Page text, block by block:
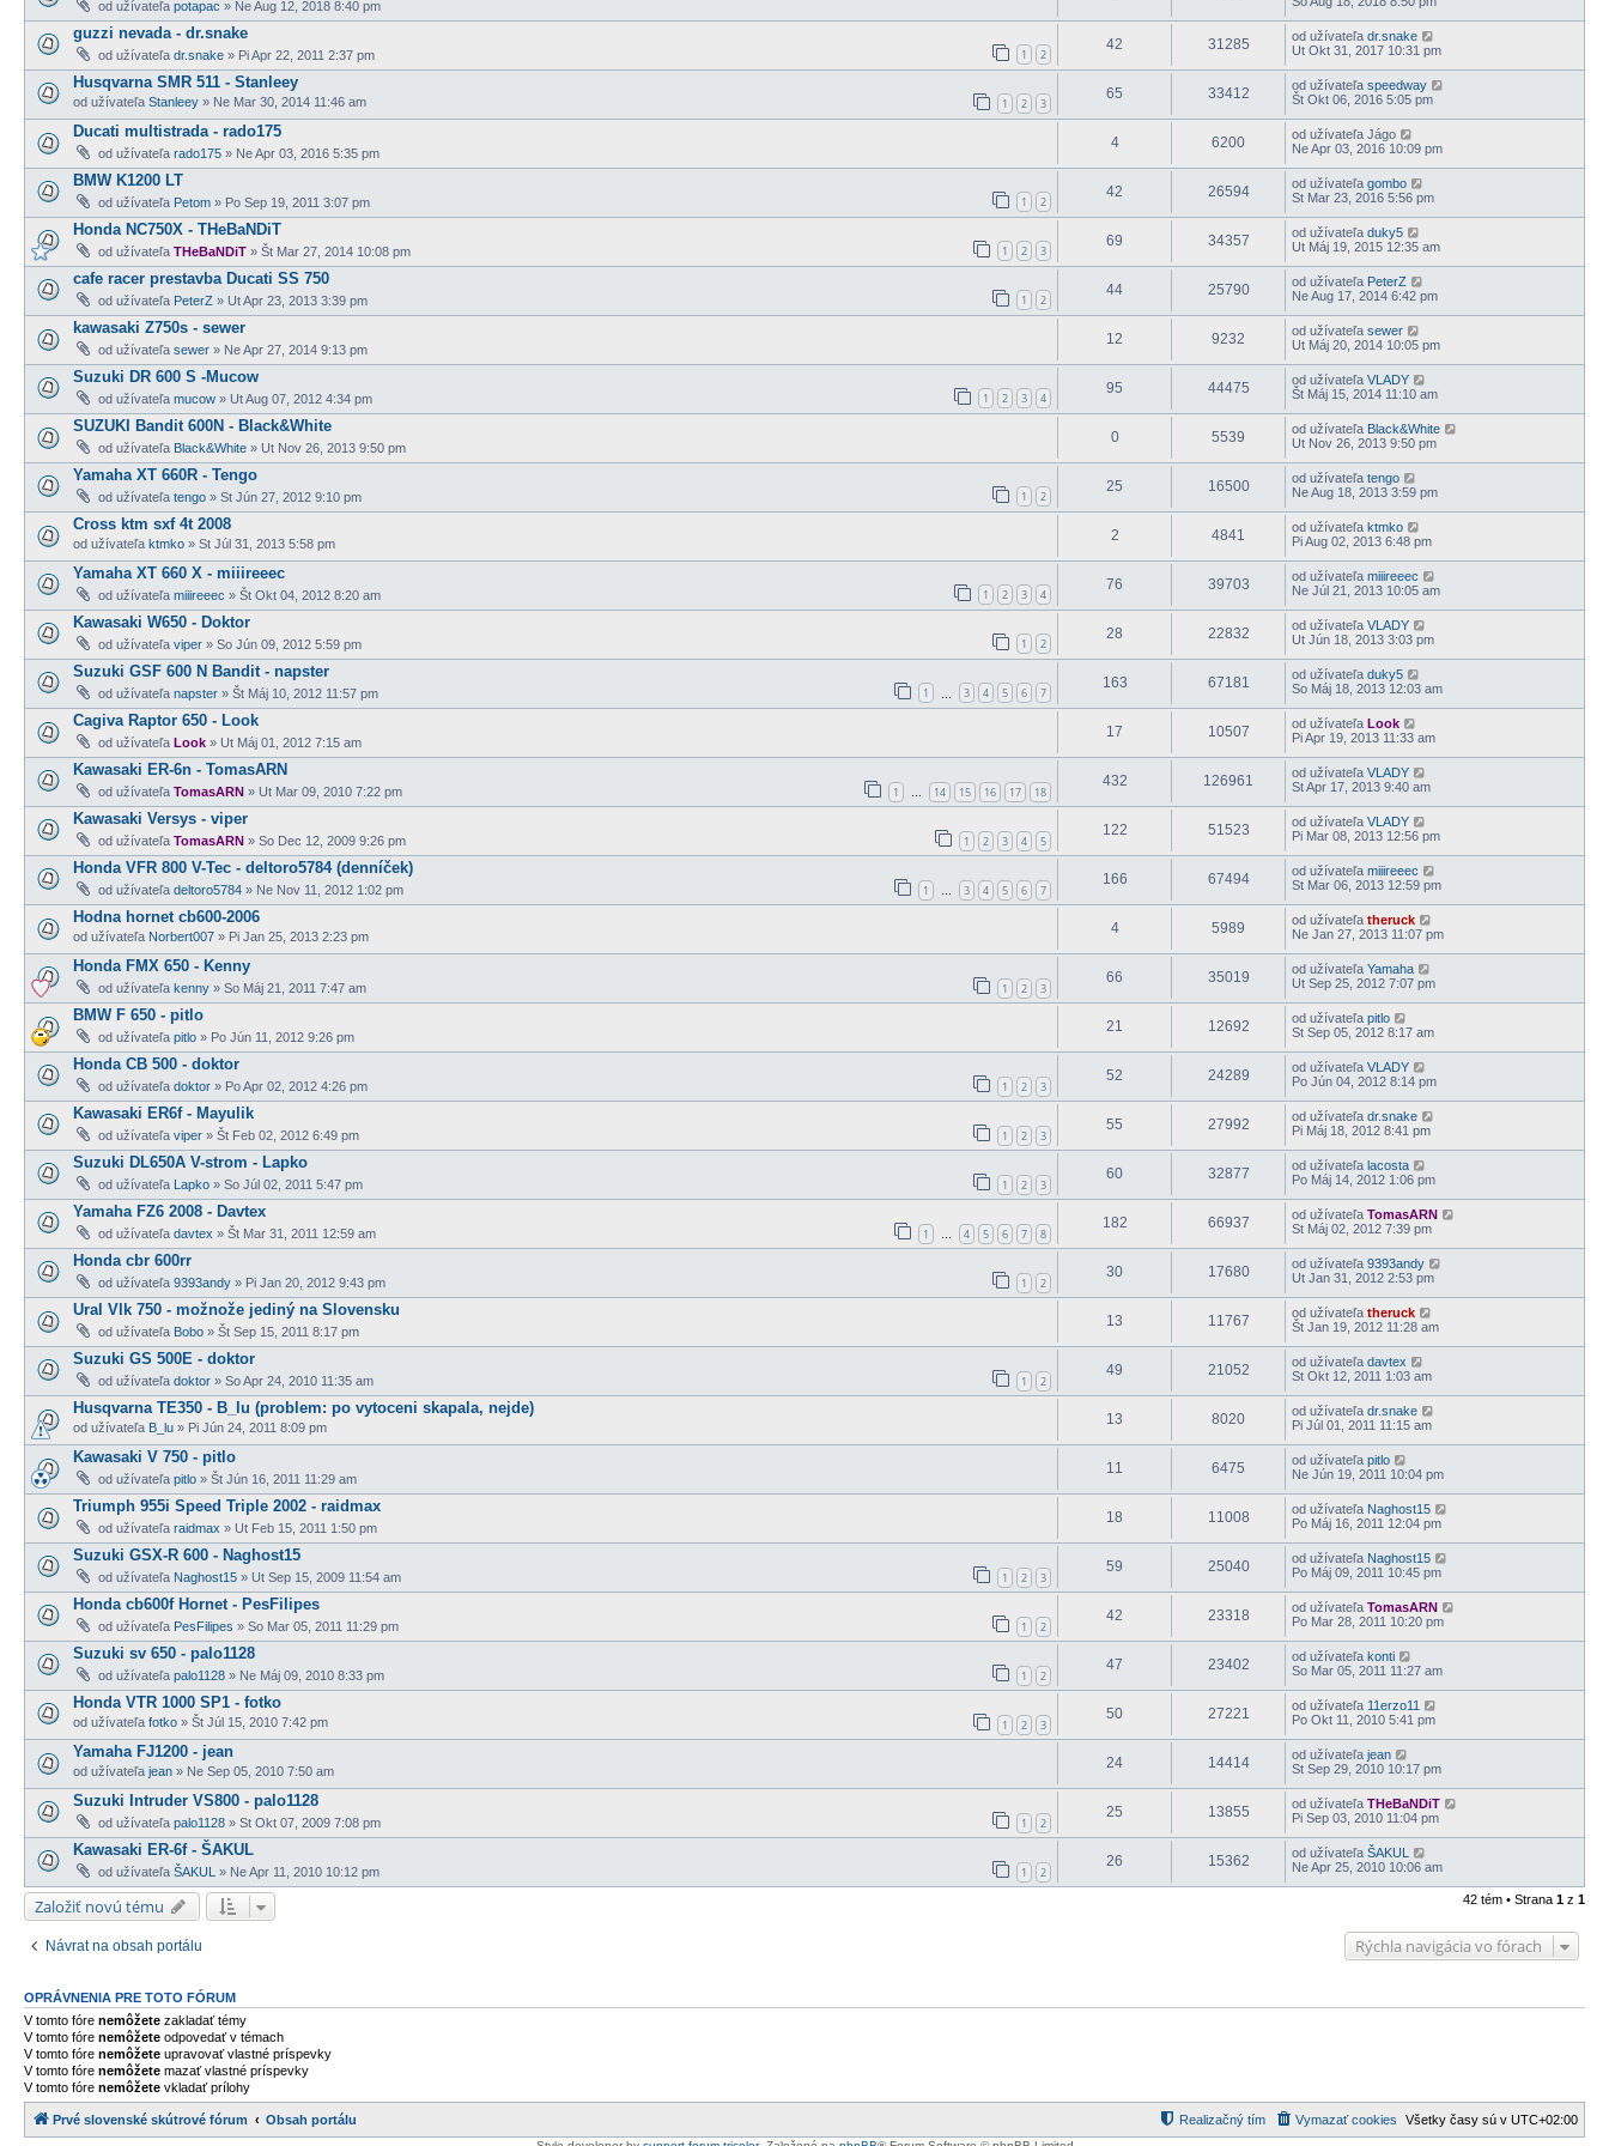
od užívateľa potapac » Ne Aug 12, 2018 8:40 pm
guzzi nevada - dr.snake
od užívateľa dr.snake » Pi Apr 22, 2011 2:37 pm 1 2
42 31285 od užívateľa dr.snake
Ut Okt 31, 2017 10:31 pm
Husqvarna SMR 511 - Stanleey
od užívateľa Stanleey » Ne Mar 30, 2014 11:46 am 1 2 3
65 33412 od užívateľa speedway
Št Okt 06, 2016 5:05 pm
Ducati multistrada - rado175
od užívateľa rado175 » Ne Apr 03, 2016 5:35 pm
4 6200 od užívateľa Jágo
Ne Apr 03, 2016 10:09 pm
BMW K1200 LT
od užívateľa Petom » Po Sep 19, 2011 3:07 pm 1 2
42 26594 od užívateľa gombo
St Mar 23, 2016 5:56 pm
Honda NC750X - THeBaNDiT
od užívateľa THeBaNDiT » Št Mar 27, 2014 10:08 pm 1 2 3
69 34357 od užívateľa duky5
Ut Máj 19, 2015 12:35 am
cafe racer prestavba Ducati SS 750
od užívateľa PeterZ » Ut Apr 23, 2013 3:39 pm 1 2
44 25790 od užívateľa PeterZ
Ne Aug 17, 2014 6:42 pm
kawasaki Z750s - sewer
od užívateľa sewer » Ne Apr 27, 2014 9:13 pm
12 9232 od užívateľa sewer
Ut Máj 20, 2014 10:05 pm
Suzuki DR 600 S -Mucow
od užívateľa mucow » Ut Aug 07, 2012 4:34 pm 1 2 3 4
95 44475 od užívateľa VLADY
Št Máj 15, 2014 11:10 am
SUZUKI Bandit 600N - Black&White
od užívateľa Black&White » Ut Nov 26, 2013 9:50 pm
0 5539 od užívateľa Black&White
Ut Nov 26, 2013 9:50 pm
Yamaha XT 660R - Tengo
od užívateľa tengo » St Jún 27, 2012 9:10 pm 1 2
25 16500 od užívateľa tengo
Ne Aug 18, 2013 3:59 pm
Cross ktm sxf 4t 2008
od užívateľa ktmko » St Júl 31, 2013 5:58 pm
2 4841 od užívateľa ktmko
Pi Aug 02, 2013 6:48 pm
Yamaha XT 660 X - miiireeec
od užívateľa miiireeec » Št Okt 04, 2012 8:20 am 1 2 3 4
76 39703 od užívateľa miiireeec
Ne Júl 21, 2013 10:05 am
Kawasaki W650 - Doktor
od užívateľa viper » So Jún 09, 2012 5:59 pm 1 2
28 22832 od užívateľa VLADY
Ut Jún 18, 2013 3:03 pm
Suzuki GSF 600 N Bandit - napster
od užívateľa napster » Št Máj 10, 2012 11:57 pm 1 3 4 5 6 7
163 67181 od užívateľa duky5
So Máj 18, 2013 12:03 am
Cagiva Raptor 650 - Look
od užívateľa Look » Ut Máj 01, 2012 7:15 am
17 10507 od užívateľa Look
Pi Apr 19, 2013 11:33 am
Kawasaki ER-6n - TomasARN
od užívateľa TomasARN » Ut Mar 09, 2010 7:22 pm 1 14 15 16 17 18
432 126961 od užívateľa VLADY
St Apr 17, 2013 9:40 am
Kawasaki Versys - viper
od užívateľa TomasARN » So Dec 12, 2009 9:26 pm 1 2 3 4 5
122 51523 od užívateľa VLADY
Pi Mar 08, 2013 12:56 pm
Honda VFR 800 V-Tec - deltoro5784 (denníček)
od užívateľa deltoro5784 » Ne Nov 11, 2012 1:02 pm 1 3 4 5 6 7
166 67494 od užívateľa miiireeec
St Mar 06, 2013 12:59 pm
Hodna hornet cb600-2006
od užívateľa Norbert007 » Pi Jan 25, 2013 2:23 pm
4 5989 od užívateľa theruck
Ne Jan 27, 2013 11:07 pm
Honda FMX 650 - Kenny
od užívateľa kenny » So Máj 21, 2011 7:47 am 1 2 3
66 35019 od užívateľa Yamaha
Ut Sep 25, 2012 7:07 pm
BMW F 650 - pitlo
od užívateľa pitlo » Po Jún 11, 2012 9:26 pm
21 12692 od užívateľa pitlo
St Sep 05, 2012 8:17 am
Honda CB 500 - doktor
od užívateľa doktor » Po Apr 02, 2012 4:26 pm 1 2 3
52 24289 od užívateľa VLADY
Po Jún 04, 2012 8:14 pm
Kawasaki ER6f - Mayulik
od užívateľa viper » Št Feb 02, 2012 6:49 pm 1 2 3
55 27992 od užívateľa dr.snake
Pi Máj 18, 2012 8:41 pm
Suzuki DL650A V-strom - Lapko
od užívateľa Lapko » So Júl 02, 2011 5:47 pm 1 2 3
60 32877 od užívateľa lacosta
Po Máj 14, 2012 1:06 pm
Yamaha FZ6 2008 - Davtex
od užívateľa davtex » Št Mar 31, 2011 12:59 am 1 … 4 5 6 7 8
182 66937 od užívateľa TomasARN
St Máj 02, 2012 7:39 pm
Honda cbr 600rr
od užívateľa 9393andy » Pi Jan 20, 2012 9:43 pm 1 2
30 17680 od užívateľa 9393andy
Ut Jan 31, 2012 2:53 pm
Ural Vlk 750 - možnože jediný na Slovensku
od užívateľa Bobo » Št Sep 15, 2011 8:17 pm
13 11767 od užívateľa theruck
Št Jan 19, 2012 11:28 am
Suzuki GS 500E - doktor
od užívateľa doktor » So Apr 24, 2010 11:35 am 1 2
49 21052 od užívateľa davtex
St Okt 12, 2011 1:03 am
Husqvarna TE350 - B_lu (problem: po vytoceni skapala, nejde)
od užívateľa B_lu » Pi Jún 24, 2011 8:09 pm
13 8020 od užívateľa dr.snake
Pi Júl 01, 2011 11:15 am
Kawasaki V 750 - pitlo
od užívateľa pitlo » Št Jún 16, 2011 11:29 am
11 6475 od užívateľa pitlo
Ne Jún 19, 2011 10:04 pm
Triumph 955i Speed Triple 2002 - raidmax
od užívateľa raidmax » Ut Feb 15, 2011 1:50 pm
18 11008 od užívateľa Naghost15
Po Máj 16, 2011 12:04 pm
Suzuki GSX-R 600 - Naghost15
od užívateľa Naghost15 » Ut Sep 15, 2009 11:54 am 1 2 3
59 25040 od užívateľa Naghost15
Po Máj 09, 2011 10:45 pm
Honda cb600f Hornet - PesFilipes
od užívateľa PesFilipes » So Mar 05, 2011 11:29 pm 1 2
42 23318 od užívateľa TomasARN
Po Mar 28, 2011 10:20 pm
Suzuki sv 650 - palo1128
od užívateľa palo1128 » Ne Máj 09, 2010 8:33 pm 1 2
47 23402 od užívateľa konti
So Mar 05, 2011 11:27 am
Honda VTR 1000 SP1 - fotko
od užívateľa fotko » Št Júl 15, 2010 7:42 pm 1 2 3
50 27221 od užívateľa 11erzo11
Po Okt 11, 2010 5:41 pm
Yamaha FJ1200 - jean
od užívateľa jean » Ne Sep 05, 2010 7:50 am
24 14414 od užívateľa jean
St Sep 29, 2010 10:17 pm
Suzuki Intruder VS800 - palo1128
od užívateľa palo1128 » St Okt 07, 2009 7:08 pm 1 2
25 13855 od užívateľa THeBaNDiT
Pi Sep 03, 2010 11:04 pm
Kawasaki ER-6f - ŠAKUL
od užívateľa ŠAKUL » Ne Apr 11, 2010 10:12 pm 1 2
26 15362 od užívateľa ŠAKUL
Ne Apr 25, 2010 10:06 am
Založiť novú tému 42 tém • Strana 1 z 1
Návrat na obsah portálu Rýchla navigácia vo fórach
OPRÁVNENIA PRE TOTO FÓRUM
V tomto fóre nemôžete zakladať témy
V tomto fóre nemôžete odpovedať v témach
V tomto fóre nemôžete upravovať vlastné príspevky
V tomto fóre nemôžete mazať vlastné príspevky
V tomto fóre nemôžete vkladať prílohy
Prvé slovenské skútrové fórum Obsah portálu Všetky časy sú v UTC+02:00
Vymazať cookies
Realizačný tím